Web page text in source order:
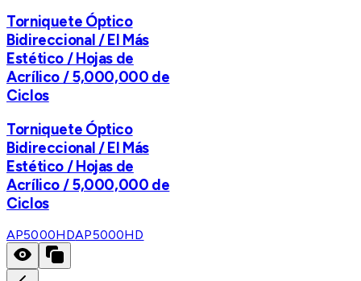
Torniquete Óptico
Bidireccional / El Más
Estético / Hojas de
Acrílico / 5,000,000 de
Ciclos
Torniquete Óptico
Bidireccional / El Más
Estético / Hojas de
Acrílico / 5,000,000 de
Ciclos
AP5000HDAP5000HD